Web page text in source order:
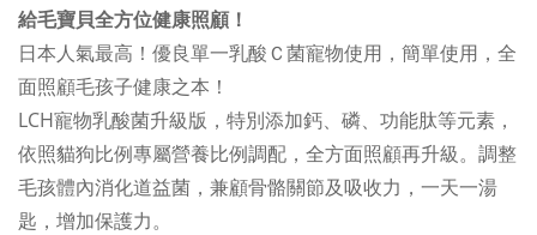
給毛寶貝全方位健康照顧！
日本人氣最高！優良單一乳酸Ｃ菌寵物使用，簡單使用，全
面照顧毛孩子健康之本！
LCH寵物乳酸菌升級版，特別添加鈣、磷、功能肽等元素，
依照貓狗比例專屬營養比例調配，全方面照顧再升級。調整
毛孩體內消化道益菌，兼顧骨骼關節及吸收力，一天一湯
匙，增加保護力。